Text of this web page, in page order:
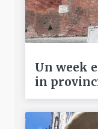
Un week
in